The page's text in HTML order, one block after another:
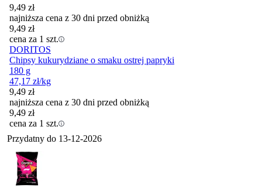
9,49 zł
najniższa cena z 30 dni przed obniżką
9,49 zł
cena za 1 szt.
DORITOS
Chipsy kukurydziane o smaku ostrej papryki
180 g
47,17 zł/kg
9,49 zł
najniższa cena z 30 dni przed obniżką
9,49 zł
cena za 1 szt.
Przydatny do 13-12-2026